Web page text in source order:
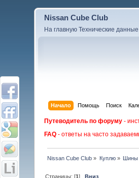
Nissan Cube Club
На главную Технические данные
Начало Помощь Поиск
Путеводитель по форуму -
FAQ - ответы на часто
Nissan Cube Club » Куплю» Шины
Страницы: [1]Вниз